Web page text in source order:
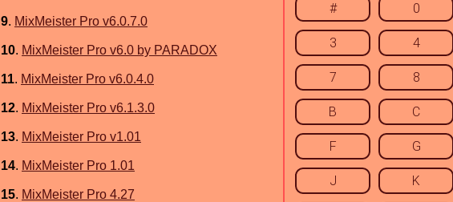
9. MixMeister Pro v6.0.7.0
10. MixMeister Pro v6.0 by PARADOX
11. MixMeister Pro v6.0.4.0
12. MixMeister Pro v6.1.3.0
13. MixMeister Pro v1.01
14. MixMeister Pro 1.01
15. MixMeister Pro 4.27
# 0
3 4
7 8
B C
F G
J K